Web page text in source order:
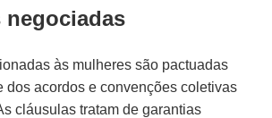
negociadas
às mulheres são pactuadas
dos acordos e convenções coletivas
cláusulas tratam de garantias